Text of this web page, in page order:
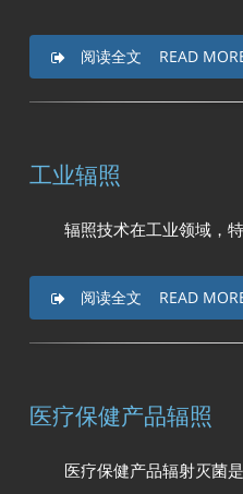
阅读全文 READ
工业辐照
辐照技术在工业领域，特别
阅读全文 READ
医疗保健产品辐照
医疗保健产品辐射灭菌是一